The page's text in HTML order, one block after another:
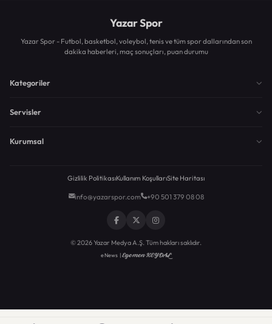
Yazar Spor
Yazar Spor - Futbol, basketbol, voleybol, tenis ve tüm spor dallarından son
dakika haberleri, maç sonuçları, puan durumu
Kategoriler
Servisler
Kurumsal
Gizlilik PolitikasıKullanım KoşullarıSite Haritası
info@yazarspor.com +90 501 379 08 08
© 2026 Yazar Medya A.Ş. Tüm hakları saklıdır.
eNews |Egemen KEYDAL